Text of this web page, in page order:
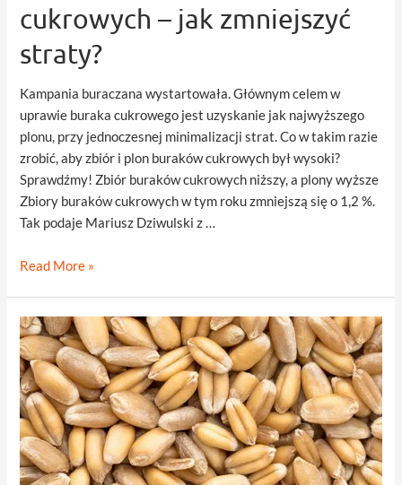
cukrowych – jak zmniejszyć
straty?
Kampania buraczana wystartowała. Głównym celem w
uprawie buraka cukrowego jest uzyskanie jak najwyższego
plonu, przy jednoczesnej minimalizacji strat. Co w takim razie
zrobić, aby zbiór i plon buraków cukrowych był wysoki?
Sprawdźmy! Zbiór buraków cukrowych niższy, a plony wyższe
Zbiory buraków cukrowych w tym roku zmniejszą się o 1,2 %.
Tak podaje Mariusz Dziwulski z …
Zbiór
buraków
cukrowych
–
jak
zmniejszyć
straty?
Read More »